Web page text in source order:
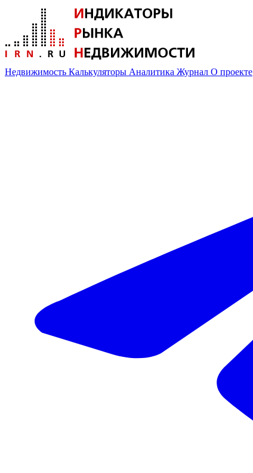
Недвижимость Калькуляторы Аналитика Журнал О проекте